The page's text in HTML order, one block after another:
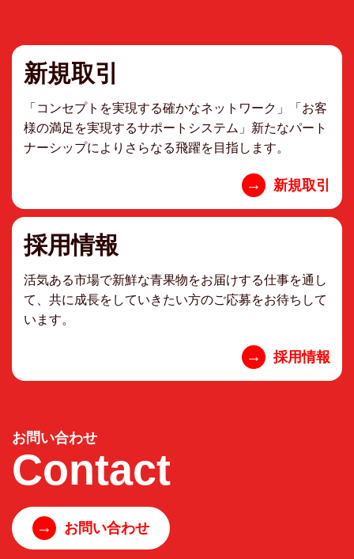
新規取引
「コンセプトを実現する確かなネットワーク」「お客
様の満足を実現するサポートシステム」新たなパート
ナーシップによりさらなる飛躍を目指します。
→ 新規取引
採用情報
活気ある市場で新鮮な青果物をお届けする仕事を通し
て、共に成長をしていきたい方のご応募をお待ちして
います。
→ 採用情報
お問い合わせ
Contact
→ お問い合わせ